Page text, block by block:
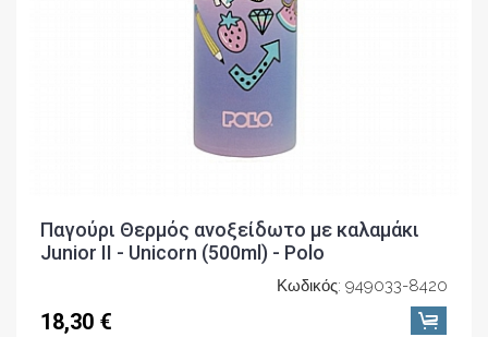
Παγούρι Θερμός ανοξείδωτο με καλαμάκι
Junior II - Unicorn (500ml) - Polo
Κωδικός: 949033-8420
18,30 €